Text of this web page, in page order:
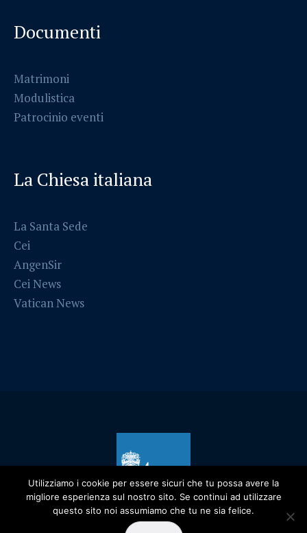
Documenti
Matrimoni
Modulistica
Patrocinio eventi
La Chiesa italiana
La Santa Sede
Cei
AngenSir
Cei News
Vatican News
Utilizziamo i cookie per essere sicuri che tu possa avere la
migliore esperienza sul nostro sito. Se continui ad utilizzare
questo sito noi assumiamo che tu ne sia felice.